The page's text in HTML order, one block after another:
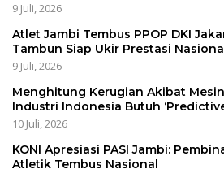
9 Juli, 2026
Atlet Jambi Tembus PPOP DKI
Tambun Siap Ukir Prestasi
9 Juli, 2026
Menghitung Kerugian Akibat
Industri Indonesia Butuh
10 Juli, 2026
KONI Apresiasi PASI Jambi:
Atletik Tembus Nasional